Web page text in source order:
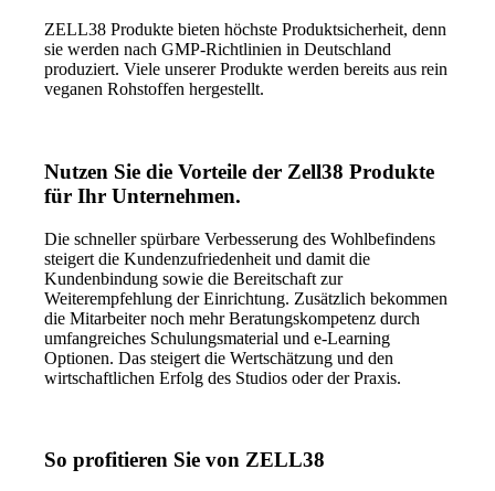
ZELL38 Produkte bieten höchste Produktsicherheit, denn
sie werden nach GMP-Richtlinien in Deutschland
produziert. Viele unserer Produkte werden bereits aus rein
veganen Rohstoffen hergestellt.
Nutzen Sie die Vorteile der Zell38 Produkte
für Ihr Unternehmen.
Die schneller spürbare Verbesserung des Wohlbefindens
steigert die Kundenzufriedenheit und damit die
Kundenbindung sowie die Bereitschaft zur
Weiterempfehlung der Einrichtung. Zusätzlich bekommen
die Mitarbeiter noch mehr Beratungskompetenz durch
umfangreiches Schulungsmaterial und e-Learning
Optionen. Das steigert die Wertschätzung und den
wirtschaftlichen Erfolg des Studios oder der Praxis.
So profitieren Sie von ZELL38